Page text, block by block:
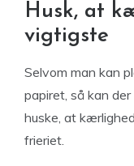
Husk, at
vigtigste
Selvom man kan
papiret, så kan
huske, at
frieriet.